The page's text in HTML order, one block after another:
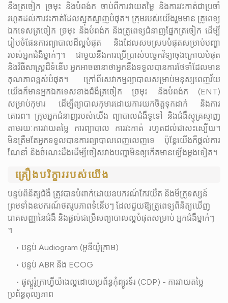
នឹងត្រចៀក ច្រមុះ និងបំពង់ក ចាប់ពីការវាយតម្លៃ និងការវះកាត់ជា​ប្រចាំ
រហូតដល់ការវះកាត់ដែលស្មុគស្មាញបំផុត។ ក្រុមរបស់យើងរួមមាន គ្រូពេទ្យ
ឯកទេសត្រចៀក ច្រមុះ និងបំពង់ក​ និងគ្រូពេទ្យជំនាញផ្នែកត្រចៀក ដើម្បី
រៀបចំផែនការព្យាបាលដ៏​ល្អបំផុត និងដែលសមស្របបំផុតសម្រាប់បញ្ហា
របស់អ្នកជំងឺម្នាក់ៗ។ ជាមួយនឹងការប្រើប្រាស់បច្ចេកវិទ្យាចុងក្រោយបំផុត
និងវិធីសាស្ត្រដ៏ទំនើប អ្នកអាចធានាថាអ្នកនឹងទទួលបានការថែទាំដែលមាន
គុណភាពខ្ពស់បំផុត។ ក្រៅពីសេវាកម្មព្យាបាលសម្រាប់មនុស្សពេញវ័យ
យើងក៏មានអ្នកឯកទេសខាងជំងឺត្រចៀក ច្រមុះ និងបំពង់ក​ (ENT)
សម្រាប់កុមារ ដើម្បីព្យាបាលកុមារដោយការយកចិត្តទុកដាក់ និងការ
គោរព។ ក្រុមអ្នកជំនាញរបស់យើង​​ ព្យាបាលជំងឺទូទៅ និងជំងឺស្មុគ្រស្មាញ
តាមរយៈការវាយតម្លៃ ការព្យាបាល ការវះកាត់ រហូតដល់ជាសះស្បើយ។
មិនត្រឹមតែអ្នកទទួលបានការព្យាបាលពេញលេញទេ ប៉ុន្តែយើងក៏ផ្តល់ការ
ណែនាំ​ និងចំណេះដឹងដើម្បីចៀសវាងបញ្ហាមិនឲ្យកើតមានឡើងម្តងទៀត។
គ្រឿង​បរិក្ខាររបស់យើង
បន្ទប់ពិនិត្យជំងឺ ត្រូវបានបំពាក់ដោយឧបករណ៍កែវយឹត និងមីក្រូទស្សន៍
ព្រមទាំងឧបករណ៍ថតរូបភាពទំនើបៗ ដែលជួយឱ្យគ្រូពេទ្យពិនិត្យឃើញ
រោគសញ្ញានៃជំងឺ និងផ្ដល់ជម្រើសព្យាបាលល្អបំផុតសម្រាប់​ អ្នកជំងឺម្នាក់ៗ
។
• បន្ទប់ Audiogram (អូឌីយ៉ូក្រាម)
• បន្ទប់ ABR និង ECOG
• ផូស្តូរ៉ូក្រាហ្វីយ៉ាងល្អ​ដោយប្រព័ន្ធកុំព្យូរទ័រ (CDP) - ការវាយតម្លៃ
ប្រព័ន្ធតុល្យភាព